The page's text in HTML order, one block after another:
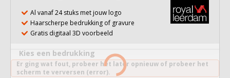
Al vanaf 24 stuks met jouw logo
Haarscherpe bedrukking of gravure
Gratis digitaal 3D voorbeeld
Kies een bedrukking
Er ging wat fout, probeer het later opnieuw of probeer het
scherm te verversen (error).